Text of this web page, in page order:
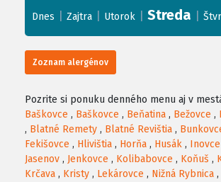
−
Dnes Zajtra Utorok Streda
Zoznam alergénov
Pozrite si ponuku denného menu aj v
Baškovce , Baškovce , Beňatina , Bežovce ,
, Blatné Remety , Blatné Revištia ,
Fekišovce , Hlivištia , Horňa , Husák , Inovce
Jasenov , Jenkovce , Kolibabovce , Koňuš ,
Krčava , Kristy , Lekárovce , Nižná Rybnica ,